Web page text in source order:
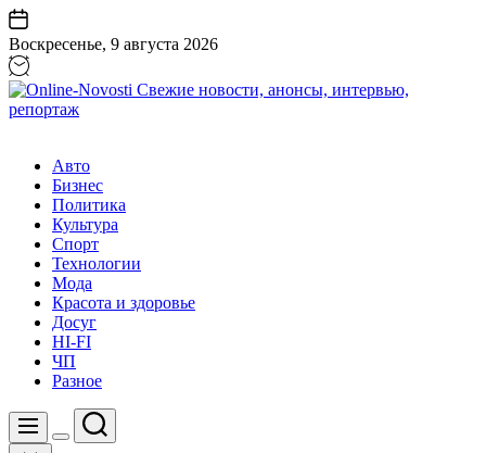
Перейти
к
содержанию
Воскресенье, 9 августа 2026
Свежие
новости,
анонсы,
интервью,
репортаж
Авто
Бизнес
Политика
Культура
Спорт
Технологии
Мода
Красота и здоровье
Досуг
HI-FI
ЧП
Разное
Меню
Цвет
Поиск